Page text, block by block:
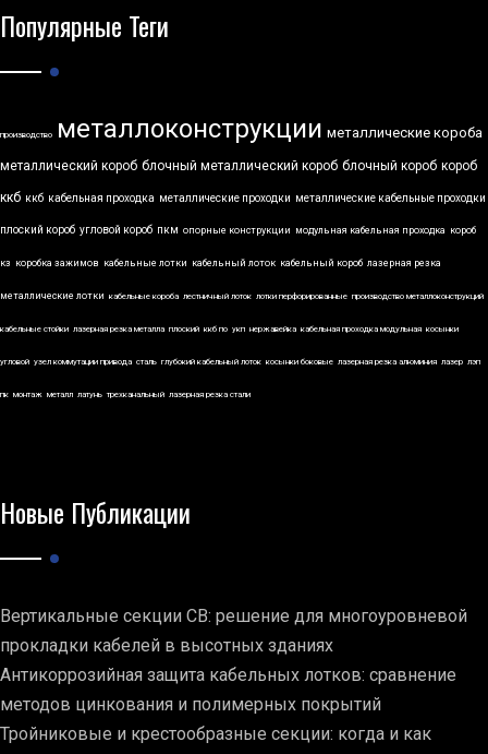
Популярные Теги
производство металлоконструкции металлические короба
металлический короб блочный металлический короб блочный короб короб
ккб ккб кабельная проходка металлические проходки металлические кабельные проходки
плоский короб угловой короб пкм опорные конструкции модульная кабельная проходка короб
кз коробка зажимов кабельные лотки кабельный лоток кабельный короб лазерная резка
металлические лотки кабельные короба лестничный лоток лотки перфорированные производство металлоконструкций
кабельные стойки лазерная резка металла плоский ккб по укп нержавейка кабельная проходка модульная косынки
угловой узел коммутации привода сталь глубокий кабельный лоток косынки боковые лазерная резка алюминия лазер лэп
пк монтаж металл латунь трехканальный лазерная резка стали
Новые Публикации
Вертикальные секции СВ: решение для многоуровневой
прокладки кабелей в высотных зданиях
Антикоррозийная защита кабельных лотков: сравнение
методов цинкования и полимерных покрытий
Тройниковые и крестообразные секции: когда и как